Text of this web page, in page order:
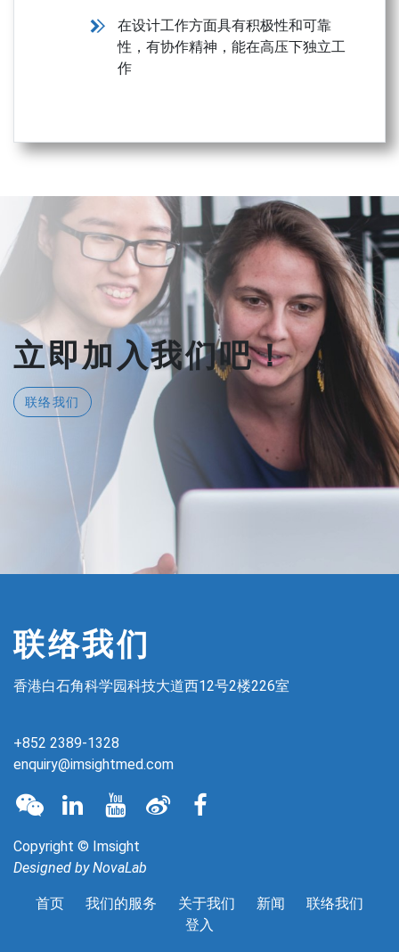
在设计工作方面具有积极性和可靠
性，有协作精神，能在高压下独立工
作
立即加入我们吧！
联络我们
联络我们
香港白石角科学园科技大道西12号2楼226室
+852 2389-1328
enquiry@imsightmed.com
Copyright © Imsight
Designed byNovaLab
首页 我们的服务 关于我们 新闻
联络我们
登入